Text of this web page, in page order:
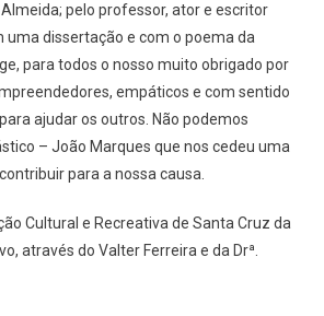
pelo professor, ator e escritor
uma dissertação e com o poema da
para todos o nosso muito obrigado por
empáticos e com sentido
ajudar os outros. Não podemos
– João Marques que nos cedeu uma
para a nossa causa.
Cultural e Recreativa de Santa Cruz da
através do Valter Ferreira e da Drª.